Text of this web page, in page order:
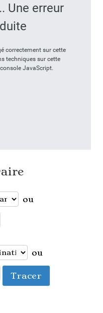
Une erreur
correctement sur cette
techniques sur cette
JavaScript.
ou
ou